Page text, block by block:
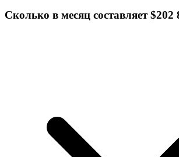
Сколько в месяц составляет $202